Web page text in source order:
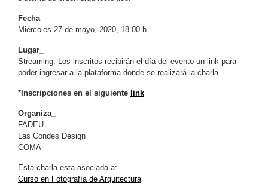
Fecha_
Miércoles 27 de mayo, 2020, 18.00 h.
Lugar_
Streaming. Los inscritos recibirán el día del evento un link para
poder ingresar a la plataforma donde se realizará la charla.
*Inscripciones en el siguiente link
Organiza_
FADEU
Las Condes Design
COMA
Esta charla esta asociada a:
Curso en Fotografía de Arquitectura